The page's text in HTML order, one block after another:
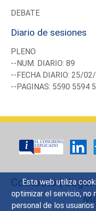
Esta web utiliza
optimizar el servicio,
personal de los
DEBATE
Diario de sesiones
PLENO
--NUM. DIARIO: 89
--FECHA DIARIO: 25/
--PAGINAS: 5590 5594
Contacto|